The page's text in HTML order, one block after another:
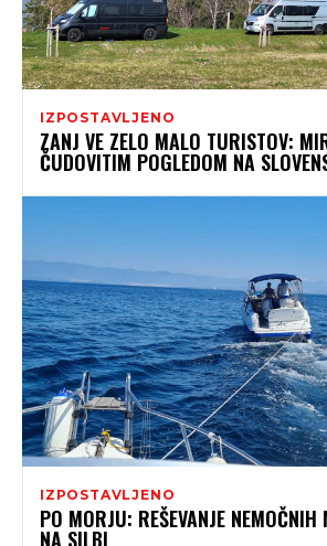
IZPOSTAVLJENO
ZANJ VE ZELO MALO TURISTOV:
ČUDOVITIM POGLEDOM NA
IZPOSTAVLJENO
PO MORJU: REŠEVANJE NEMOČNIH
NA SILBI